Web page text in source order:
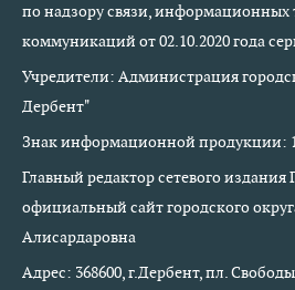
по надзору связи, информационных
коммуникаций от 02.10.2020 года
Учредители: Администрация
Дербент"
Знак информационной продукции:
Главный редактор сетевого
официальный сайт городского
Алисардаровна
Адрес: 368600, г.Дербент, пл.